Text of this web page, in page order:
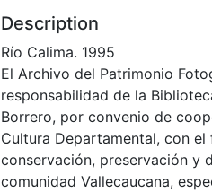
Description
Río Calima. 1995
El Archivo del Patrimonio
responsabilidad de la
Borrero, por convenio de
Cultura Departamental, con
conservación, preservación y
comunidad Vallecaucana,